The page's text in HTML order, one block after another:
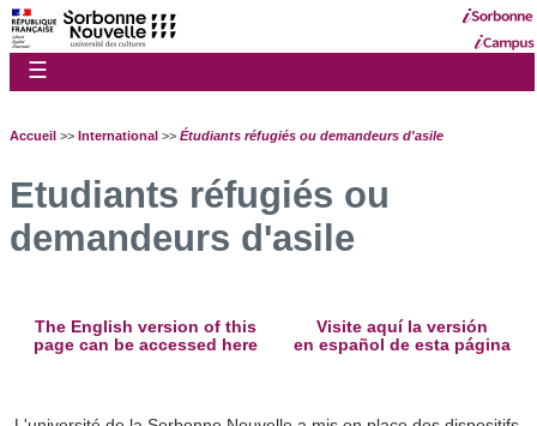
☰
Accueil >> International >> Étudiants réfugiés ou demandeurs d'asile
Etudiants réfugiés ou
demandeurs d'asile
The English version of this
page can be accessed here
Visite aquí la versión
en español de esta página